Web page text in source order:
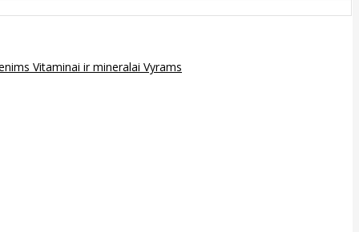
Vitaminai ir mineralai Vyrams